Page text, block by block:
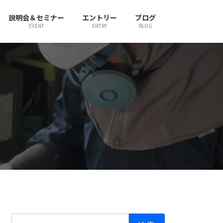
説明会＆セミナー
EVENT
エントリー
ENTRY
ブログ
BLOG